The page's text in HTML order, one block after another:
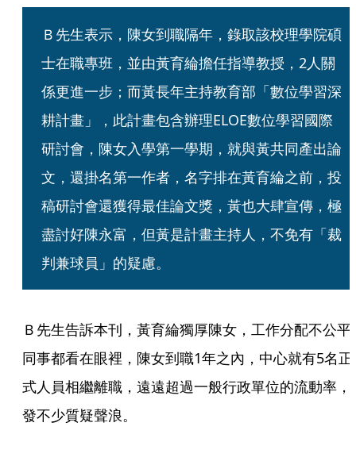
Ｂ先生表示，陳女到職隔年，錄取該校理學院碩
士在職專班，並由黃育綸擔任指導教授，2人關
係更進一步；而黃長年主持教育部「數位學習深
耕計畫」，此計畫包含辦理ELOE數位學習國際
研討會，陳女入學第一學期，就與黃共同產出論
文，還掛名第一作者，名字排在黃育綸之前，投
稿研討會還獲得最佳論文獎，黃也大肆宣傳，極
盡討好陳永富，但黃是計畫主持人，不免有「裁
判兼球員」的疑慮。
Ｂ先生告訴本刊，黃育綸獨厚陳女，工作分配不公平
同事都看在眼裡，陳女到職1年之內，中心就有5名正
式人員相繼離職，遠遠超過一般行政單位的流動率，
發不少質疑聲浪。